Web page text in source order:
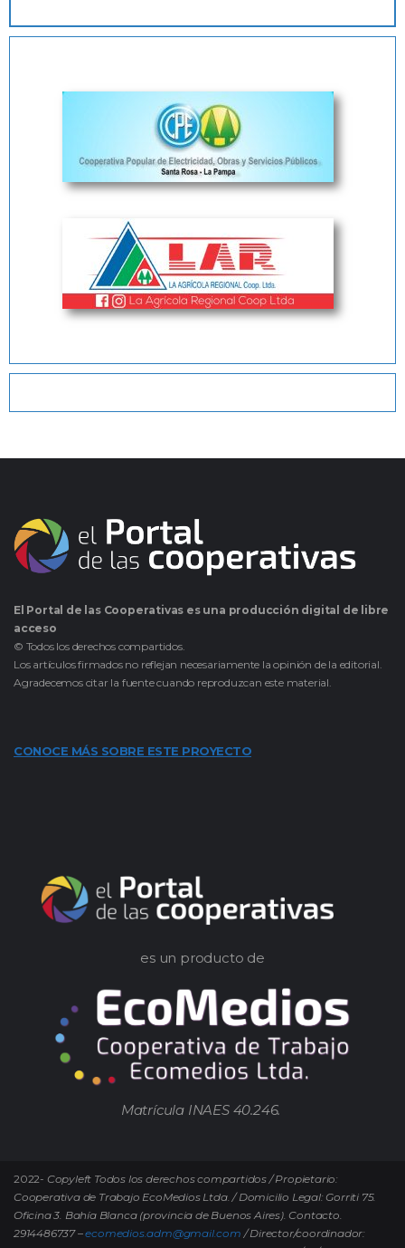
El Portal de las Cooperativas es una producción digital de libre
acceso
© Todos los derechos compartidos.
Los artículos firmados no reflejan necesariamente la opinión de la editorial.
Agradecemos citar la fuente cuando reproduzcan este material.
CONOCE MÁS SOBRE ESTE PROYECTO
es un producto de
Matrícula INAES 40.246.
2022- Copyleft Todos los derechos compartidos / Propietario:
Cooperativa de Trabajo EcoMedios Ltda. / Domicilio Legal: Gorriti 75.
Oficina 3. Bahía Blanca (provincia de Buenos Aires). Contacto.
2914486737 –ecomedios.adm@gmail.com / Director/coordinador: